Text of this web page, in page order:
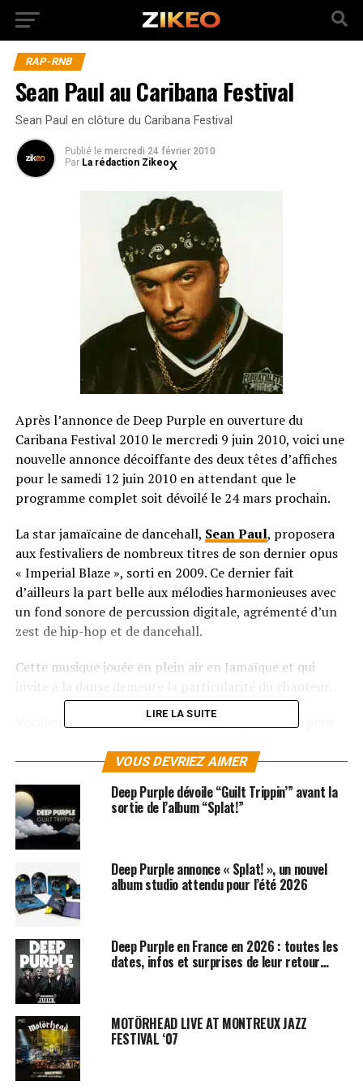
RAP-RNB
Sean Paul au Caribana Festival
Sean Paul en clôture du Caribana Festival
Publié le mercredi 24 février 2010
Par La rédaction Zikeo
Après l’annonce de Deep Purple en ouverture du
Caribana Festival 2010 le mercredi 9 juin 2010, voici une
nouvelle annonce décoiffante des deux têtes d’affiches
pour le samedi 12 juin 2010 en attendant que le
programme complet soit dévoilé le 24 mars prochain.
La star jamaïcaine de dancehall, Sean Paul, proposera
aux festivaliers de nombreux titres de son dernier opus
« Imperial Blaze », sorti en 2009. Ce dernier fait
d’ailleurs la part belle aux mélodies harmonieuses avec
un fond sonore de percussion digitale, agrémenté d’un
zest de hip-hop et de dancehall.
Cette musique jouée en plein air en Jamaïque et qui
Vocalement aussi, Sean Paul a beaucoup travaillé pour
est vraiment original. Il est donc grand temps de le
(re)découvrir au
LIRE LA SUITE
VOUS DEVRIEZ AIMER
Deep Purple dévoile “Guilt Trippin’” avant la
sortie de l’album “Splat!”
Deep Purple annonce « Splat! », un nouvel
album studio attendu pour l’été 2026
Deep Purple en France en 2026 : toutes les
dates, infos et surprises de leur retour…
MOTÖRHEAD LIVE AT MONTREUX JAZZ
FESTIVAL ‘07